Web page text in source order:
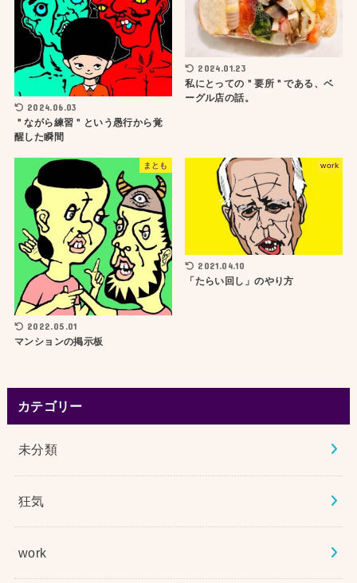
2024.06.03
＂ながら練習＂という愚行から覚
醒した瞬間
2024.01.23
私にとっての＂要所＂である、ベ
ーグル店の話。
まとも
2022.05.01
マンションの掲示板
work
2021.04.10
「たらい回し」のやり方
カテゴリー
未分類
狂気
work